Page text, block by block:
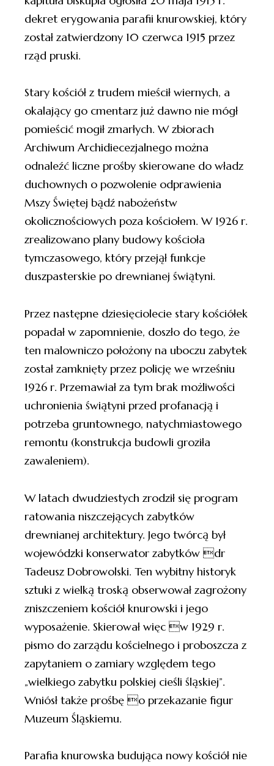
dekret erygowania parafii knurowskiej, który
został zatwierdzony 10 czerwca 1915 przez
rząd pruski.
Stary kościół z trudem mieścił wiernych, a
okalający go cmentarz już dawno nie mógł
pomieścić mogił zmarłych. W zbiorach
Archiwum Archidiecezjalnego można
odnaleźć liczne prośby skierowane do władz
duchownych o pozwolenie odprawienia
Mszy Świętej bądź nabożeństw
okolicznościowych poza kościołem. W 1926 r.
zrealizowano plany budowy kościoła
tymczasowego, który przejął funkcje
duszpasterskie po drewnianej świątyni.
Przez następne dziesięciolecie stary kościółek
popadał w zapomnienie, doszło do tego, że
ten malowniczo położony na uboczu zabytek
został zamknięty przez policję we wrześniu
1926 r. Przemawiał za tym brak możliwości
uchronienia świątyni przed profanacją i
potrzeba gruntownego, natychmiastowego
remontu (konstrukcja budowli groziła
zawaleniem).
W latach dwudziestych zrodził się program
ratowania niszczejących zabytków
drewnianej architektury. Jego twórcą był
wojewódzki konserwator zabytków dr
Tadeusz Dobrowolski. Ten wybitny historyk
sztuki z wielką troską obserwował zagrożony
zniszczeniem kościół knurowski i jego
wyposażenie. Skierował więc w 1929 r.
pismo do zarządu kościelnego i proboszcza z
zapytaniem o zamiary względem tego
„wielkiego zabytku polskiej cieśli śląskiej”.
Wniósł także prośbę o przekazanie figur
Muzeum Śląskiemu.
Parafia knurowska budująca nowy kościół nie